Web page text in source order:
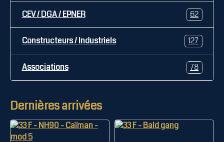
CEV / DGA / EPNER 62
Constructeurs / Industriels 127
Associations 78
Dernières arrivées